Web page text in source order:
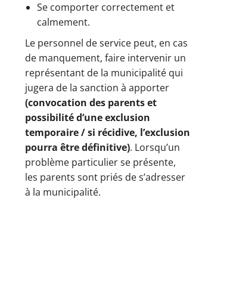
Se comporter correctement et
calmement.
Le personnel de service peut, en cas
de manquement, faire intervenir un
représentant de la municipalité qui
jugera de la sanction à apporter
(convocation des parents et
possibilité d’une exclusion
temporaire / si récidive, l’exclusion
pourra être définitive). Lorsqu’un
problème particulier se présente,
les parents sont priés de s’adresser
à la municipalité.